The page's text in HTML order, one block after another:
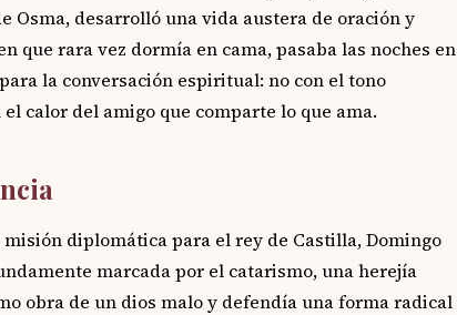
Osma, desarrolló una vida austera de oración y
que rara vez dormía en cama, pasaba las noches en
la conversación espiritual: no con el tono
calor del amigo que comparte lo que ama.
misión diplomática para el rey de Castilla, Domingo
marcada por el catarismo, una herejía
obra de un dios malo y defendía una forma radical